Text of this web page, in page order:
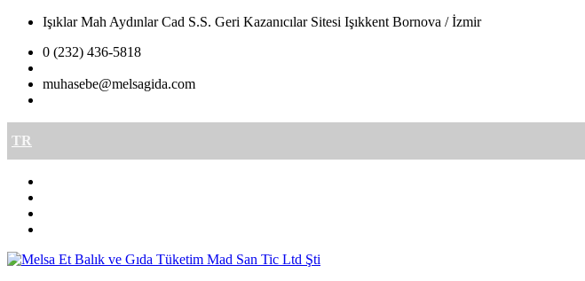
Işıklar Mah Aydınlar Cad S.S. Geri Kazanıcılar Sitesi Işıkkent Bornova / İzmir
0 (232) 436-5818
muhasebe@melsagida.com
TR